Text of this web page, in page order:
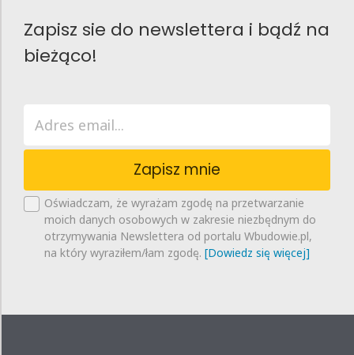
Zapisz sie do newslettera i bądź na
bieżąco!
Zapisz mnie
Oświadczam, że wyrażam zgodę na przetwarzanie
moich danych osobowych w zakresie niezbędnym do
otrzymywania Newslettera od portalu Wbudowie.pl,
na który wyraziłem/łam zgodę. [Dowiedz się więcej]